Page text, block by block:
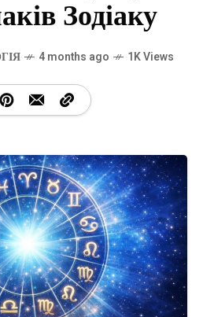
Зодіаку
4 months ago 1K Views